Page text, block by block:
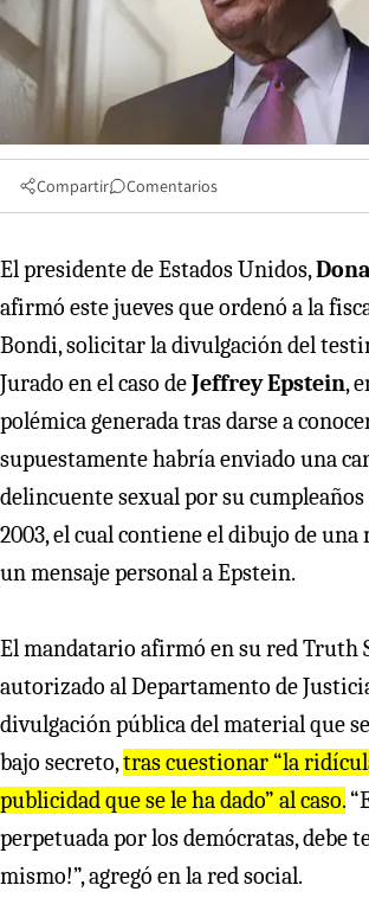
Compartir Comentarios
El presidente de Estados Unidos,
afirmó este jueves que ordenó a la
Bondi, solicitar la divulgación del
Jurado en el caso deJeffrey Epstein,
polémica generada tras darse a
supuestamente habría enviado una
delincuente sexual por su
2003, el cual contiene el dibujo de una
un mensaje personal a Epstein.
El mandatario afirmó en su red Truth
autorizado al Departamento de
divulgación pública del material que
bajo secreto,tras cuestionar “la
publicidad que se le ha dado” al caso.
perpetuada por los demócratas, debe
mismo!”, agregó en la red social.